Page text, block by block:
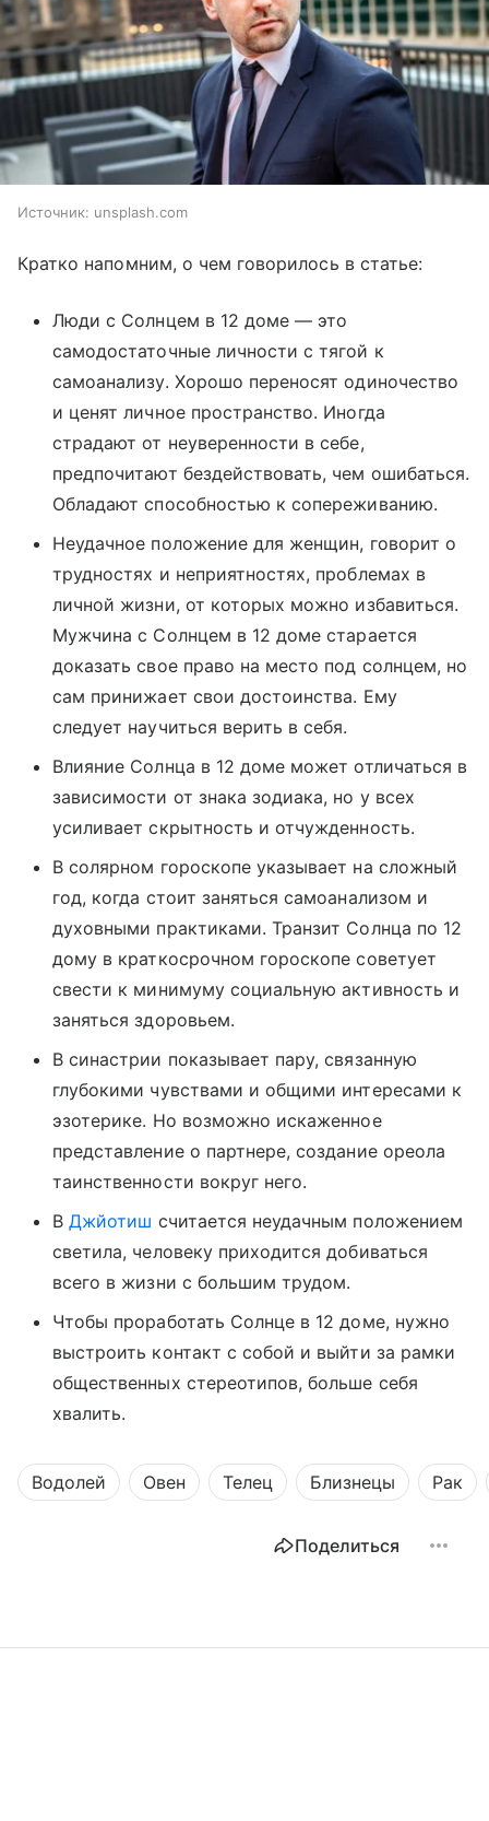
Источник: unsplash.com
Кратко напомним, о чем говорилось в статье:
Люди с Солнцем в 12 доме — это
самодостаточные личности с тягой к
самоанализу. Хорошо переносят одиночество
и ценят личное пространство. Иногда
страдают от неуверенности в себе,
предпочитают бездействовать, чем ошибаться.
Обладают способностью к сопереживанию.
Неудачное положение для женщин, говорит о
трудностях и неприятностях, проблемах в
личной жизни, от которых можно избавиться.
Мужчина с Солнцем в 12 доме старается
доказать свое право на место под солнцем, но
сам принижает свои достоинства. Ему
следует научиться верить в себя.
Влияние Солнца в 12 доме может отличаться в
зависимости от знака зодиака, но у всех
усиливает скрытность и отчужденность.
В солярном гороскопе указывает на сложный
год, когда стоит заняться самоанализом и
духовными практиками. Транзит Солнца по 12
дому в краткосрочном гороскопе советует
свести к минимуму социальную активность и
заняться здоровьем.
В синастрии показывает пару, связанную
глубокими чувствами и общими интересами к
эзотерике. Но возможно искаженное
представление о партнере, создание ореола
таинственности вокруг него.
ВДжйотиш считается неудачным положением
светила, человеку приходится добиваться
всего в жизни с большим трудом.
Чтобы проработать Солнце в 12 доме, нужно
выстроить контакт с собой и выйти за рамки
общественных стереотипов, больше себя
хвалить.
Водолей Овен Телец Близнецы Рак
Поделиться